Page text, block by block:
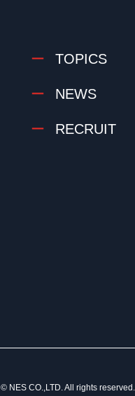
TOPICS
NEWS
RECRUIT
© NES CO.,LTD. All rights reserved.